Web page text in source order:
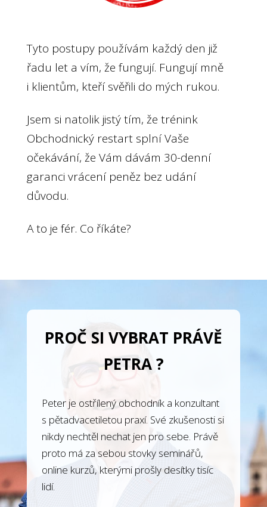
Tyto postupy používám každý den již
řadu let a vím, že fungují. Fungují mně
i klientům, kteří svěřili do mých rukou.
Jsem si natolik jistý tím, že trénink
Obchodnický restart splní Vaše
očekávání, že Vám dávám 30-denní
garanci vrácení peněz bez udání
důvodu.
A to je fér. Co říkáte?
PROČ SI VYBRAT PRÁVĚ
PETRA ?
Peter je ostřílený obchodník a konzultant
s pětadvacetiletou praxí. Své zkušenosti si
nikdy nechtěl nechat jen pro sebe. Právě
proto má za sebou stovky seminářů,
online kurzů, kterými prošly desítky tisíc
lidí.